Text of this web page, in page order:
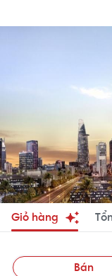
Giỏ hàng
Bán